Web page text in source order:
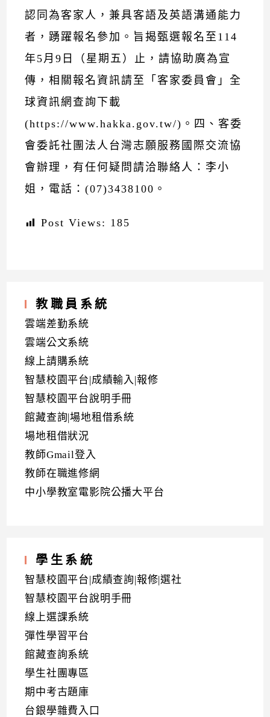
認同為客家人，兼具客語及英語溝通能力
者，踴躍報名參加。旨揭甄選報名至114
年5月9日（星期五）止，請協助廣為宣
傳，相關報名資訊請至「客家委員會」全
球資訊網查詢下載
(https://www.hakka.gov.tw/)。四、客委
會委託社團法人台灣志願服務國際交流協
會辦理，有任何疑問請洽聯絡人：李小
姐，電話：(07)3438100。
Post Views: 185
教職員系統
雲端差勤系統
雲端公文系統
線上請購系統
智慧校園平台|成績輸入|報修
智慧校園平台說明手冊
館藏查詢|場地租借系統
場地租借狀況
教師Gmail登入
教師在職進修網
中小學教室電影院公播大平台
學生系統
智慧校園平台|成績查詢|報修|選社
智慧校園平台說明手冊
線上選課系統
彈性學習平台
館藏查詢系統
學生社團專區
期中考古題庫
台銀學雜費入口